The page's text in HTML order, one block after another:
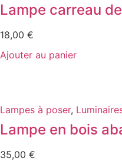
Lampe carreau
18,00 €
Ajouter au panier
Lampes à poser,
Lampe en bois
35,00 €